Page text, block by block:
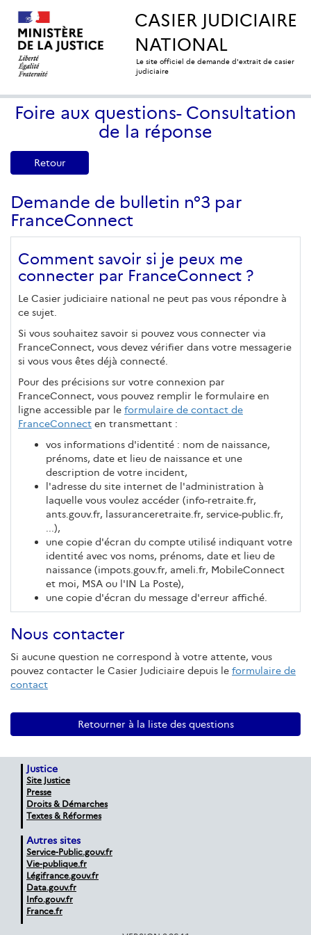
CASIER JUDICIAIRE
NATIONAL
Le site officiel de demande d'extrait de casier
judiciaire
Foire aux questions- Consultation
de la réponse
Retour
Demande de bulletin n°3 par
FranceConnect
Comment savoir si je peux me
connecter par FranceConnect ?
Le Casier judiciaire national ne peut pas vous répondre à
ce sujet.
Si vous souhaitez savoir si pouvez vous connecter via
FranceConnect, vous devez vérifier dans votre messagerie
si vous vous êtes déjà connecté.
Pour des précisions sur votre connexion par
FranceConnect, vous pouvez remplir le formulaire en
ligne accessible par le formulaire de contact de
FranceConnect en transmettant :
vos informations d'identité : nom de naissance,
prénoms, date et lieu de naissance et une
description de votre incident,
l'adresse du site internet de l'administration à
laquelle vous voulez accéder (info-retraite.fr,
ants.gouv.fr, lassuranceretraite.fr, service-public.fr,
...),
une copie d'écran du compte utilisé indiquant votre
identité avec vos noms, prénoms, date et lieu de
naissance (impots.gouv.fr, ameli.fr, MobileConnect
et moi, MSA ou l'IN La Poste),
une copie d'écran du message d'erreur affiché.
Nous contacter
Si aucune question ne correspond à votre attente, vous
pouvez contacter le Casier Judiciaire depuis le formulaire de
contact
Retourner à la liste des questions
Justice
Site Justice
Presse
Droits & Démarches
Textes & Réformes
Autres sites
Service-Public.gouv.fr
Vie-publique.fr
Légifrance.gouv.fr
Data.gouv.fr
Info.gouv.fr
France.fr